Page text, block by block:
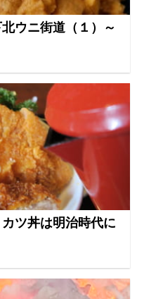
ウニ街道（１）～
ツ丼は明治時代に